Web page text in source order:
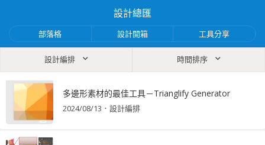
設計總匯
部落格 設計開箱 工具分享
設計編排 時間排序
多邊形素材的最佳工具－Trianglify Generator
2024/08/13 ． 設計編排